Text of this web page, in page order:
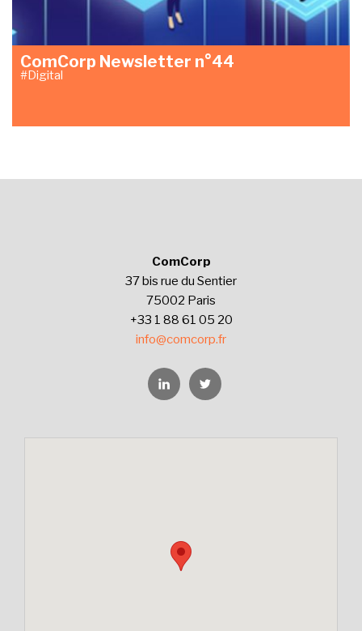
ComCorp Newsletter n°44
#Digital
ComCorp
37 bis rue du Sentier
75002 Paris
+33 1 88 61 05 20
info@comcorp.fr
LinkedinTwitter